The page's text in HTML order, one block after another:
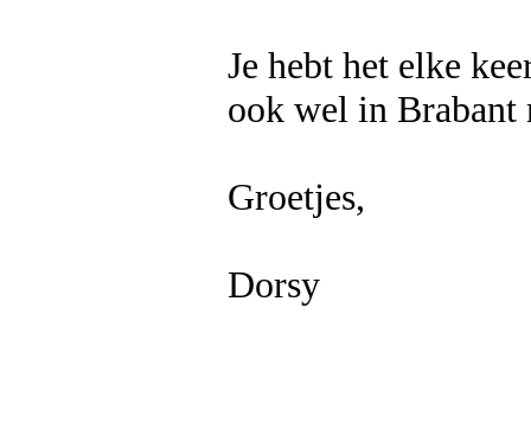
Je hebt het elke
ook wel in Brabant
Groetjes,
Dorsy